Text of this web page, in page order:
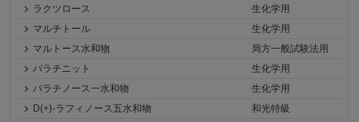
ラクツロース
生化学用
マルチトール
生化学用
マルトース水和物
局方一般試験法用
パラチニット
生化学用
パラチノース一水和物
生化学用
D(+)-ラフィノース五水和物
和光特級